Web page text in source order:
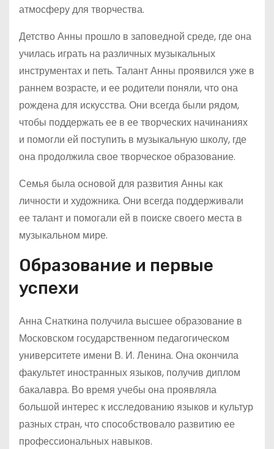
атмосферу для творчества.
Детство Анны прошло в заповедной среде, где она
училась играть на различных музыкальных
инструментах и петь. Талант Анны проявился уже в
раннем возрасте, и ее родители поняли, что она
рождена для искусства. Они всегда были рядом,
чтобы поддержать ее в ее творческих начинаниях
и помогли ей поступить в музыкальную школу, где
она продолжила свое творческое образование.
Семья была основой для развития Анны как
личности и художника. Они всегда поддерживали
ее талант и помогали ей в поиске своего места в
музыкальном мире.
Образование и первые
успехи
Анна Снаткина получила высшее образование в
Московском государственном педагогическом
университете имени В. И. Ленина. Она окончила
факультет иностранных языков, получив диплом
бакалавра. Во время учебы она проявляла
большой интерес к исследованию языков и культур
разных стран, что способствовало развитию ее
профессиональных навыков.